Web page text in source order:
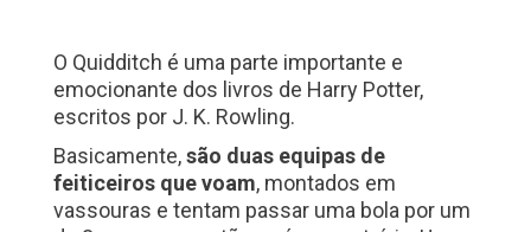
O Quidditch é uma parte importante e
emocionante dos livros de Harry Potter,
escritos por J. K. Rowling.
Basicamente,são duas equipas de
feiticeiros que voam, montados em
vassouras e tentam passar uma bola por um